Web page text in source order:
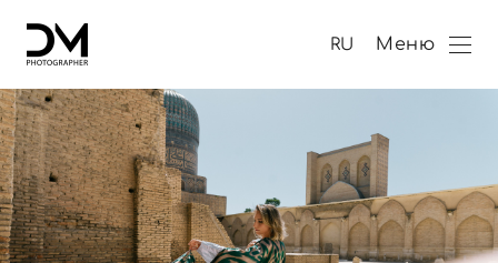
RU Меню